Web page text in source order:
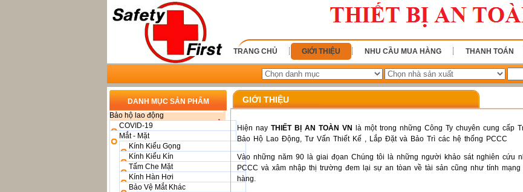
TRANG CHỦ GIỚI THIỆU NHU CẦU MUA HÀNG THANH TOÁN
DANH MỤC SẢN PHẨM
Bảo hộ lao động
COVID-19
Mắt - Mặt
Kính Kiểu Gọng
Kính Kiểu Kín
Tấm Che Mặt
Kính Hàn Hơi
Bảo Vệ Mắt Khác
GIỚI THIỆU
Hiện nay THIẾT BỊ AN TOÀN VN
là một trong những Công Ty chuyên cung cấp
Bảo Hộ Lao Động, Tư Vấn Thiết Kế , Lắp Đặt và Bảo Trì các hệ thống PCCC
Vào những năm 90 là giai đọan Chúng tôi là những người khảo sát nghiên cứu
PCCC và xâm nhập thị trường đem lại sự an tòan về tài sản cũng như tính mạng
hàng.